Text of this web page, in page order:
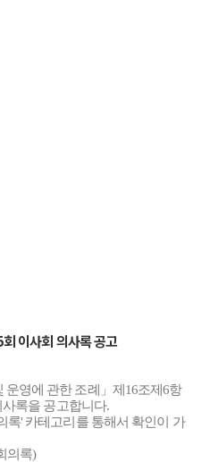
이사회 의사록 공고
운영에 관한 조례」제16조제6항
사록을 공고합니다.
' 카테고리를 통해서 확인이 가
의록)